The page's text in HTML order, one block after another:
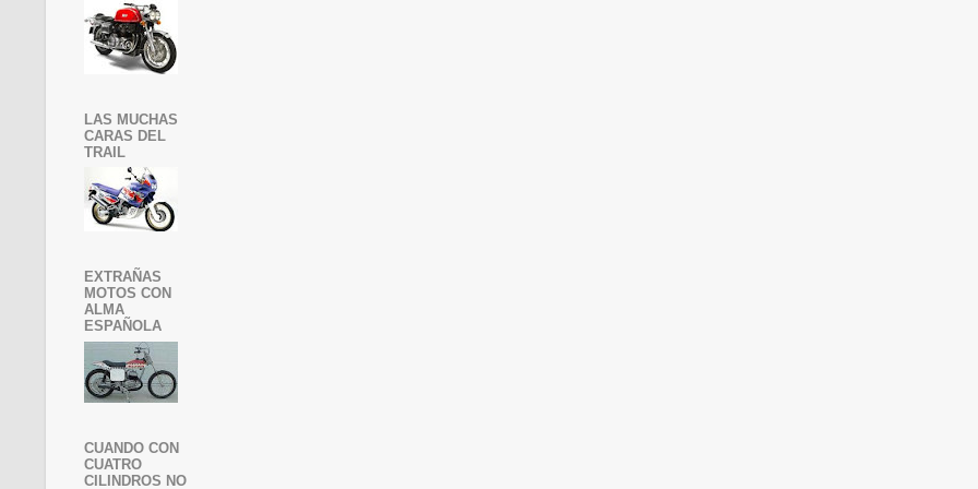
LAS MUCHAS
CARAS DEL
TRAIL
EXTRAÑAS
MOTOS CON
ALMA
ESPAÑOLA
CUANDO CON
CUATRO
CILINDROS NO